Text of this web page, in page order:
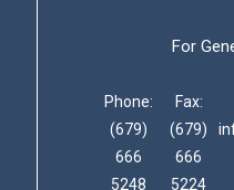
For
Phone:
(679)
666
5248
Fax:
(679)
666
5224